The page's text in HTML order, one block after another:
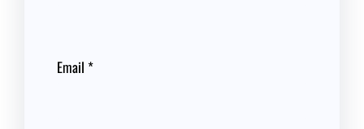
Email *